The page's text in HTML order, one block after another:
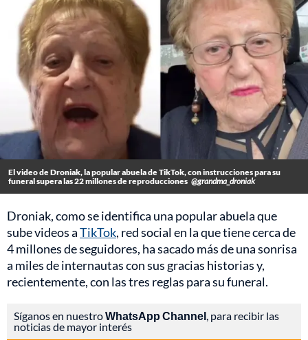
El video de Droniak, la popular abuela de TikTok, con instrucciones para su
funeral supera las 22 millones de reproducciones @grandma_droniak
Droniak, como se identifica una popular abuela que
sube videos aTikTok, red social en la que tiene cerca de
4 millones de seguidores, ha sacado más de una sonrisa
a miles de internautas con sus gracias historias y,
recientemente, con las tres reglas para su funeral.
Síganos en nuestroWhatsApp Channel, para recibir las
noticias de mayor interés